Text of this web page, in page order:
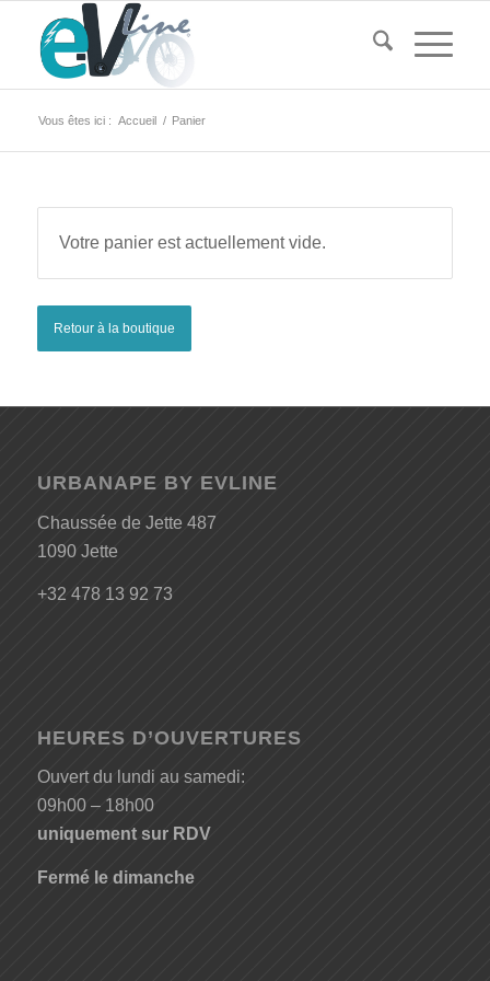
Vous êtes ici : Accueil / Panier
Votre panier est actuellement vide.
Retour à la boutique
URBANAPE BY EVLINE
Chaussée de Jette 487
1090 Jette
+32 478 13 92 73
HEURES D’OUVERTURES
Ouvert du lundi au samedi:
09h00 – 18h00
uniquement sur RDV
Fermé le dimanche